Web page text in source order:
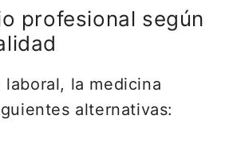
profesional según
laboral, la medicina
alternativas: